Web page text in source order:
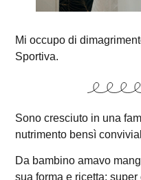
Mi occupo di
Sportiva.
Sono cresciuto in una
nutrimento bensì
Da bambino amavo
sua forma e ricetta;